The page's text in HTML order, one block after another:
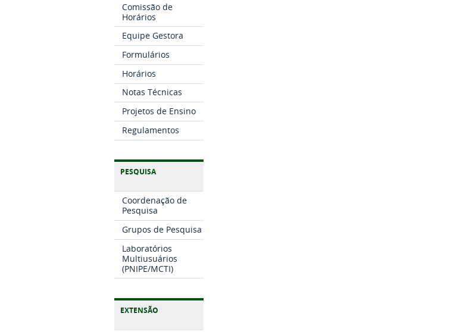
Comissão de
Horários
Equipe Gestora
Formulários
Horários
Notas Técnicas
Projetos de Ensino
Regulamentos
PESQUISA
Coordenação de
Pesquisa
Grupos de Pesquisa
Laboratórios
Multiusuários
(PNIPE/MCTI)
EXTENSÃO